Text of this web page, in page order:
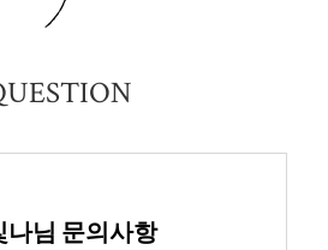
나님 문의사항